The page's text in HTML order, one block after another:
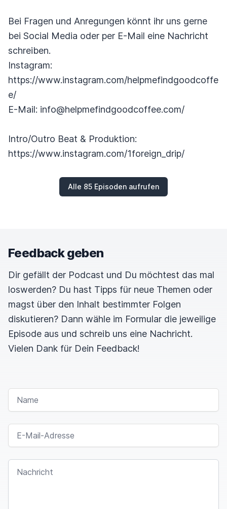
Bei Fragen und Anregungen könnt ihr uns gerne
bei Social Media oder per E-Mail eine Nachricht
schreiben.
Instagram:
https://www.instagram.com/helpmefindgoodcoffe
e/
E-Mail: info@helpmefindgoodcoffee.com/
Intro/Outro Beat & Produktion:
https://www.instagram.com/1foreign_drip/
Alle 85 Episoden aufrufen
Feedback geben
Dir gefällt der Podcast und Du möchtest das mal
loswerden? Du hast Tipps für neue Themen oder
magst über den Inhalt bestimmter Folgen
diskutieren? Dann wähle im Formular die jeweilige
Episode aus und schreib uns eine Nachricht.
Vielen Dank für Dein Feedback!
NAME
E-MAIL-ADRESSE
NACHRICHT